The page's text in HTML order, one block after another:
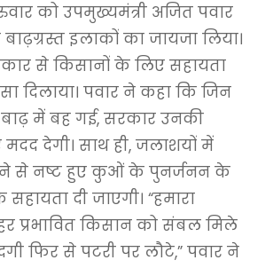
को उपमुख्यमंत्री अजित पवार
इलाकों का जायजा लिया।
से किसानों के लिए सहायता
दिलाया। पवार ने कहा कि जिन
बाढ़ में बह गई, सरकार उनकी
देगी। साथ ही, जलाशयों में
से नष्ट हुए कुओं के पुनर्जनन के
दी जाएगी। “हमारा
प्रभावित किसान को संबल मिले
फिर से पटरी पर लौटे,” पवार ने